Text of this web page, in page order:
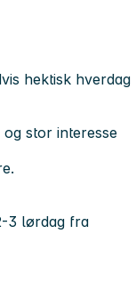
hektisk hverdag
stor interesse
3 lørdag fra